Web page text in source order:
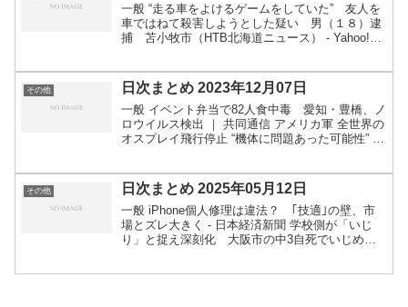
一般 “走る車をよけるゲームをしていた” 友人を
車ではねて殺害しようとした疑い 男（１８）逮
捕 苫小牧市（HTB北海道ニュース） - Yahoo!ニ
その他 日次まとめ 2023年12月07日
一般 イベント弁当で82人食中毒 愛知・豊橋、ノ
ロウイルス検出 ｜ 共同通信 アメリカ軍 全世界の
オスプレイ飛行停止 “機体に問題あった可能性” |
その他 日次まとめ 2025年05月12日
一般 iPhone個人修理は違法？ ｢技適｣の壁、市
場とズレ大きく - 日本経済新聞 学校側が「いじ
り」と捉え深刻化 大阪市の中3自死でいじめ認